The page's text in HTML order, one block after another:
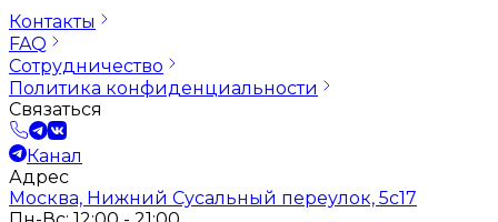
Контакты
FAQ
Сотрудничество
Политика конфиденциальности
Связаться
Канал
Адрес
Москва, Нижний Сусальный переулок, 5с17